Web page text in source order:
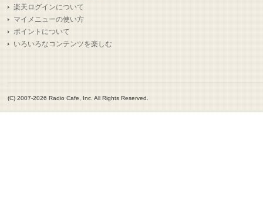
楽天ログインについて
マイメニューの使い方
ポイントについて
いろいろなコンテンツを楽しむ
(C) 2007-2026 Radio Cafe, Inc. All Rights Reserved.